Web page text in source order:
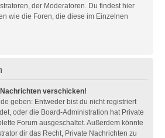
der Moderatoren. Du findest hier
wie die Foren, die diese im Einzelnen
verschicken!
geben: Entweder bist du nicht registriert
oder die Board-Administration hat Private
Forum ausgeschaltet. Außerdem könnte
dir das Recht, Private Nachrichten zu